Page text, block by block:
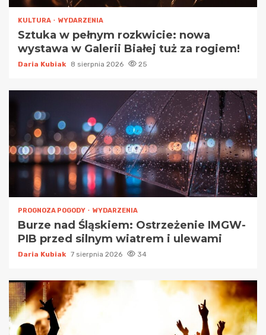
KULTURA WYDARZENIA
Sztuka w pełnym rozkwicie: nowa
wystawa w Galerii Białej tuż za rogiem!
Daria Kubiak 8 sierpnia 2026 25
PROGNOZA POGODY WYDARZENIA
Burze nad Śląskiem: Ostrzeżenie IMGW-
PIB przed silnym wiatrem i ulewami
Daria Kubiak 7 sierpnia 2026 34